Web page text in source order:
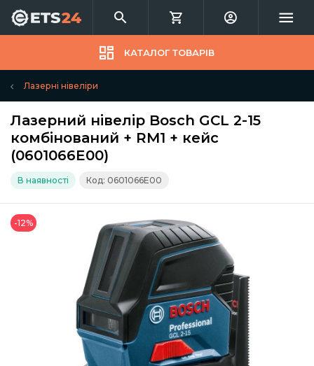
КАТАЛОГ ТОВАРІВ
Лазерні нівеліри
Лазерний нівелір Bosch GCL 2-15
комбінований + RM1 + кейс
(0601066E00)
В наявності Код: 0601066E00
-12%